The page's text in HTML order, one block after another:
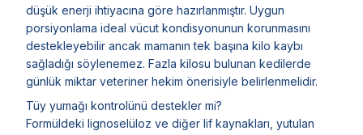
düşük enerji ihtiyacına göre hazırlanmıştır. Uygun
porsiyonlama ideal vücut kondisyonunun korunmasını
destekleyebilir ancak mamanın tek başına kilo kaybı
sağladığı söylenemez. Fazla kilosu bulunan kedilerde
günlük miktar veteriner hekim önerisiyle belirlenmelidir.
Tüy yumağı kontrolünü destekler mi?
Formüldeki lignoselüloz ve diğer lif kaynakları, yutulan